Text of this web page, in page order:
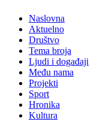
Naslovna
Aktuelno
Društvo
Tema broja
Ljudi i događaji
Među nama
Projekti
Sport
Hronika
Kultura